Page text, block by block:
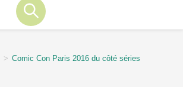
> Comic Con Paris 2016 du côté séries